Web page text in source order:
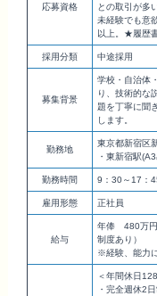
応募資格
との取引が多
未経験でも意
以上。★履歴
採用分類 中途採用
募集背景
学校・自治体
り、技術的な
題を丁寧に聞
します。
勤務地
東京都新宿区
・東新宿駅
勤務時間 9：30～17：
雇用形態 正社員
給与
年俸 480万円
制度あり）
※経験、能力
＜年間休日
・完全週休2